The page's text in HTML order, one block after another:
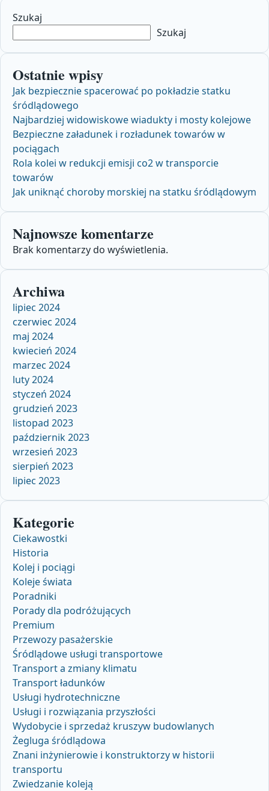
Szukaj
Szukaj
Ostatnie wpisy
Jak bezpiecznie spacerować po pokładzie statku
śródlądowego
Najbardziej widowiskowe wiadukty i mosty kolejowe
Bezpieczne załadunek i rozładunek towarów w
pociągach
Rola kolei w redukcji emisji co2 w transporcie
towarów
Jak uniknąć choroby morskiej na statku śródlądowym
Najnowsze komentarze
Brak komentarzy do wyświetlenia.
Archiwa
lipiec 2024
czerwiec 2024
maj 2024
kwiecień 2024
marzec 2024
luty 2024
styczeń 2024
grudzień 2023
listopad 2023
październik 2023
wrzesień 2023
sierpień 2023
lipiec 2023
Kategorie
Ciekawostki
Historia
Kolej i pociągi
Koleje świata
Poradniki
Porady dla podróżujących
Premium
Przewozy pasażerskie
Śródlądowe usługi transportowe
Transport a zmiany klimatu
Transport ładunków
Usługi hydrotechniczne
Usługi i rozwiązania przyszłości
Wydobycie i sprzedaż kruszyw budowlanych
Żegluga śródlądowa
Znani inżynierowie i konstruktorzy w historii
transportu
Zwiedzanie koleją